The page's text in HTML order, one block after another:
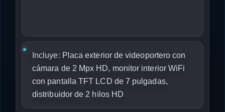
Incluye: Placa exterior de videoportero con
cámara de 2 Mpx HD, monitor interior WiFi
con pantalla TFT LCD de 7 pulgadas,
distribuidor de 2 hilos HD